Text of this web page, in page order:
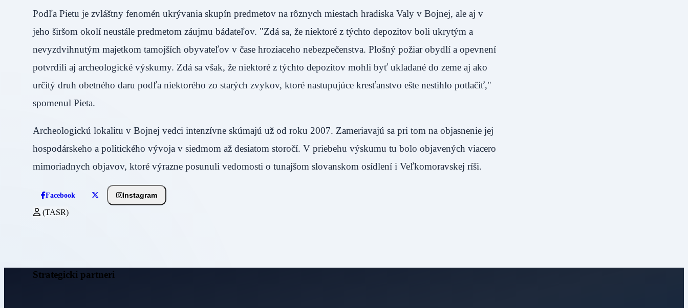
Podľa Pietu je zvláštny fenomén ukrývania skupín predmetov na rôznych miestach hradiska Valy v Bojnej, ale aj v
jeho širšom okolí neustále predmetom záujmu bádateľov. "Zdá sa, že niektoré z týchto depozitov boli ukrytým a
nevyzdvihnutým majetkom tamojších obyvateľov v čase hroziaceho nebezpečenstva. Plošný požiar obydlí a opevnení
potvrdili aj archeologické výskumy. Zdá sa však, že niektoré z týchto depozitov mohli byť ukladané do zeme aj ako
určitý druh obetného daru podľa niektorého zo starých zvykov, ktoré nastupujúce kresťanstvo ešte nestihlo potlačiť,"
spomenul Pieta.
Archeologickú lokalitu v Bojnej vedci intenzívne skúmajú už od roku 2007. Zameriavajú sa pri tom na objasnenie jej
hospodárskeho a politického vývoja v siedmom až desiatom storočí. V priebehu výskumu tu bolo objavených viacero
mimoriadnych objavov, ktoré výrazne posunuli vedomosti o tunajšom slovanskom osídlení i Veľkomoravskej ríši.
Facebook Instagram
(TASR)
Strategickí partneri